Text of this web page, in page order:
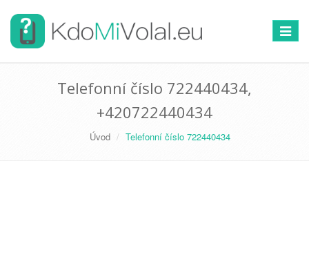
Telefonní číslo 722440434,
+420722440434
Úvod Telefonní číslo 722440434